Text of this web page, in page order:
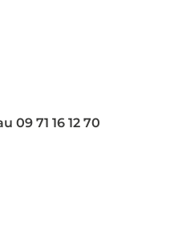
09 71 16 12 70